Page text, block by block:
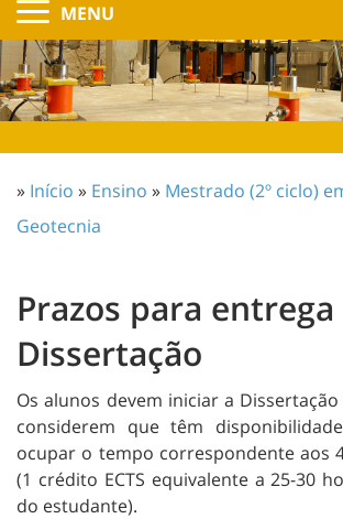
MENU
» Início » Ensino » Mestrado (2º ciclo)
Geotecnia
Prazos para entrega
Dissertação
Os alunos devem iniciar a
considerem que têm
ocupar o tempo correspondente aos
(1 crédito ECTS equivalente a 25-30
do estudante).